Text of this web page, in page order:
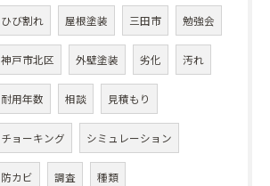
ひび割れ 屋根塗装 三田市 勉強会
神戸市北区 外壁塗装 劣化 汚れ
耐用年数 相談 見積もり
チョーキング シミュレーション
防カビ 調査 種類